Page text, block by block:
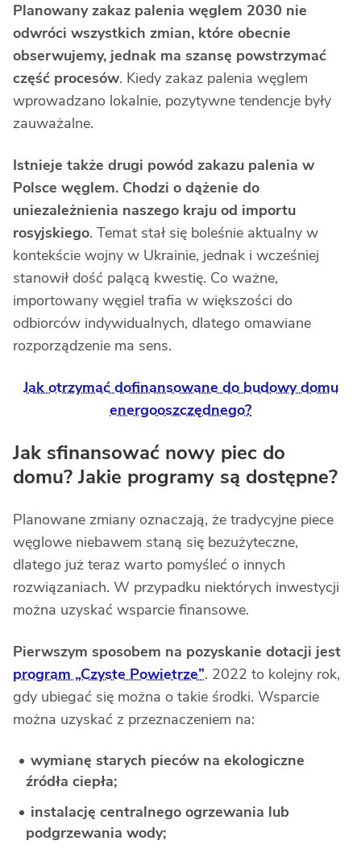
Planowany zakaz palenia węglem 2030 nie
odwróci wszystkich zmian, które obecnie
obserwujemy, jednak ma szansę powstrzymać
część procesów. Kiedy zakaz palenia węglem
wprowadzano lokalnie, pozytywne tendencje były
zauważalne.
Istnieje także drugi powód zakazu palenia w
Polsce węglem. Chodzi o dążenie do
uniezależnienia naszego kraju od importu
rosyjskiego. Temat stał się boleśnie aktualny w
kontekście wojny w Ukrainie, jednak i wcześniej
stanowił dość palącą kwestię. Co ważne,
importowany węgiel trafia w większości do
odbiorców indywidualnych, dlatego omawiane
rozporządzenie ma sens.
Jak otrzymać dofinansowane do budowy domu
energooszczędnego?
Jak sfinansować nowy piec do
domu? Jakie programy są dostępne?
Planowane zmiany oznaczają, że tradycyjne piece
węglowe niebawem staną się bezużyteczne,
dlatego już teraz warto pomyśleć o innych
rozwiązaniach. W przypadku niektórych inwestycji
można uzyskać wsparcie finansowe.
Pierwszym sposobem na pozyskanie dotacji jest
program „Czyste Powietrze”. 2022 to kolejny rok,
gdy ubiegać się można o takie środki. Wsparcie
można uzyskać z przeznaczeniem na:
wymianę starych pieców na ekologiczne
źródła ciepła;
instalację centralnego ogrzewania lub
podgrzewania wody;